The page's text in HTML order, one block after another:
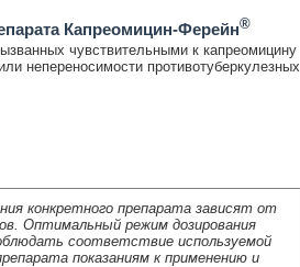
Капреомицин-Ферейн®
чувствительными к капреомицину
непереносимости противотуберкулезных
конкретного препарата зависят от
Оптимальный режим дозирования
соответствие используемой
показаниям к применению и